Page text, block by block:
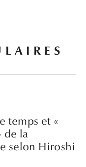
temps et «
de la
selon Hiroshi